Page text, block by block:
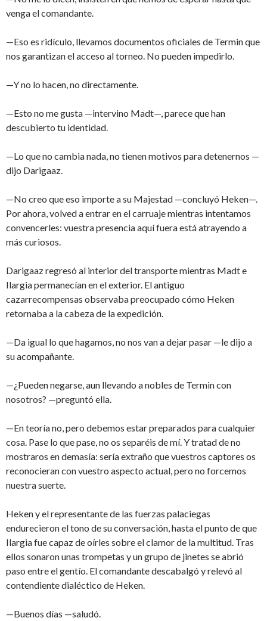
venga el comandante.
—Eso es ridículo, llevamos documentos oficiales de Termin que
nos garantizan el acceso al torneo. No pueden impedirlo.
—Y no lo hacen, no directamente.
—Esto no me gusta —intervino Madt—, parece que han
descubierto tu identidad.
—Lo que no cambia nada, no tienen motivos para detenernos —
dijo Darigaaz.
—No creo que eso importe a su Majestad —concluyó Heken—.
Por ahora, volved a entrar en el carruaje mientras intentamos
convencerles: vuestra presencia aquí fuera está atrayendo a
más curiosos.
Darigaaz regresó al interior del transporte mientras Madt e
Ilargia permanecían en el exterior. El antiguo
cazarrecompensas observaba preocupado cómo Heken
retornaba a la cabeza de la expedición.
—Da igual lo que hagamos, no nos van a dejar pasar —le dijo a
su acompañante.
—¿Pueden negarse, aun llevando a nobles de Termin con
nosotros? —preguntó ella.
—En teoría no, pero debemos estar preparados para cualquier
cosa. Pase lo que pase, no os separéis de mí. Y tratad de no
mostraros en demasía: sería extraño que vuestros captores os
reconocieran con vuestro aspecto actual, pero no forcemos
nuestra suerte.
Heken y el representante de las fuerzas palaciegas
endurecieron el tono de su conversación, hasta el punto de que
Ilargia fue capaz de oírles sobre el clamor de la multitud. Tras
ellos sonaron unas trompetas y un grupo de jinetes se abrió
paso entre el gentío. El comandante descabalgó y relevó al
contendiente dialéctico de Heken.
—Buenos días —saludó.